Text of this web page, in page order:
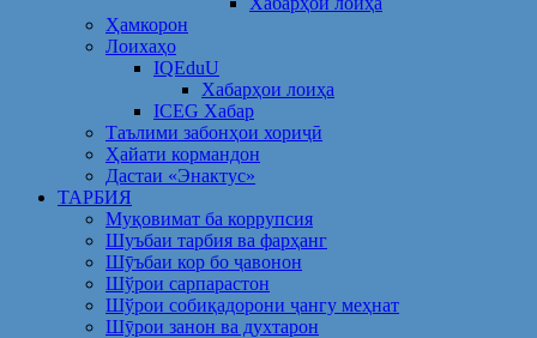
Ҳамкорон
Лоихаҳо
IQEduU
Хабарҳои лоиҳа
ICEG Хабар
Таълими забонҳои хориҷӣ
Ҳайати кормандон
Дастаи «Энактус»
ТАРБИЯ
Муқовимат ба коррупсия
Шуъбаи тарбия ва фарҳанг
Шӯъбаи кор бо ҷавонон
Шўрои сарпарастон
Шўрои собиқадорони ҷангу меҳнат
Шӯрои занон ва духтарон